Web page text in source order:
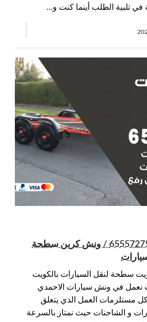
في تلبية الطلب أينما كنت و…
ونش الاحمدي / 65557275 / ونش كرين سطحة
سطحة لنقل السيارات بالكويت
في ونش سيارات الاحمدي
مستلزمات العمل الذي يتعلق
و الشاحنات حيث نمتاز بالسرعة